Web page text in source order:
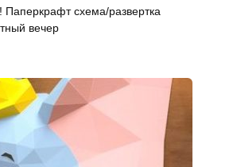
Паперкрафт схема/развертка
вечер